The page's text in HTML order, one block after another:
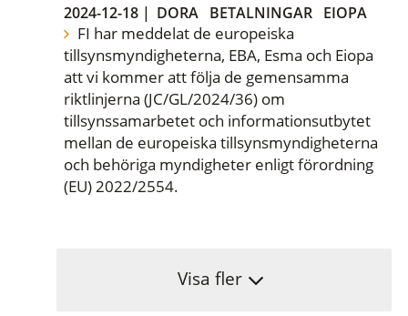
2024-12-18 | DORA BETALNINGAR EIOPA
FI har meddelat de europeiska
tillsynsmyndigheterna, EBA, Esma och Eiopa
att vi kommer att följa de gemensamma
riktlinjerna (JC/GL/2024/36) om
tillsynssamarbetet och informationsutbytet
mellan de europeiska tillsynsmyndigheterna
och behöriga myndigheter enligt förordning
(EU) 2022/2554.
Visa fler